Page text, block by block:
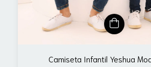
Camiseta Infantil Yeshua